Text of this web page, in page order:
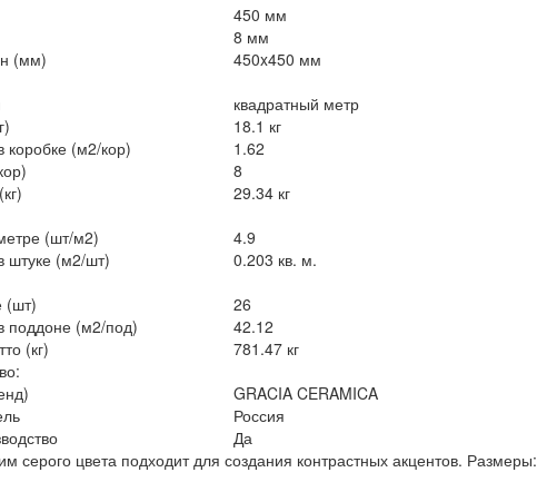
450 мм
8 мм
(мм)
450x450 мм
квадратный метр
18.1 кг
коробке (м2/кор)
1.62
8
29.34 кг
(шт/м2)
4.9
штуке (м2/шт)
0.203 кв. м.
(шт)
26
поддоне (м2/под)
42.12
(кг)
781.47 кг
GRACIA CERAMICA
Россия
Да
серого цвета подходит для создания контрастных акцентов.